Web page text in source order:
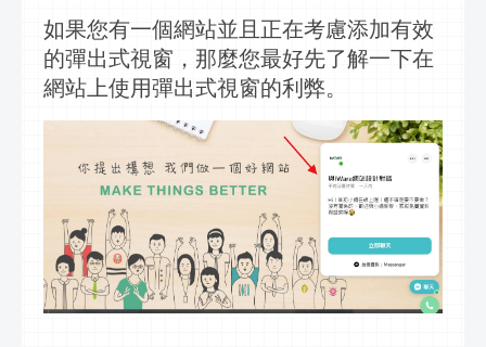
如果您有一個網站並且正在考慮添加有效
的彈出式視窗 ，那麼您最好先了解一下在
網站上使用彈出式視窗的利弊。